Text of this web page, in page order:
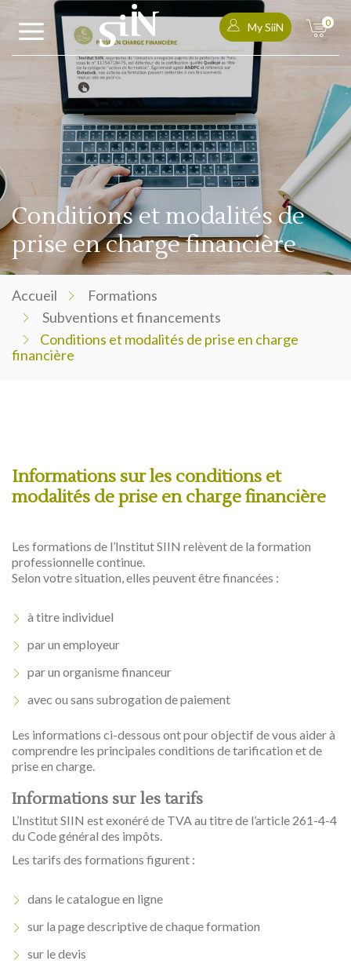
My SiiN 0
Conditions et modalités de
prise en charge financière
Accueil
Formations
Subventions et financements
Conditions et modalités de prise en charge
financière
Informations sur les conditions et
modalités de prise en charge financière
Les formations de l’Institut SIIN relèvent de la formation
professionnelle continue.
Selon votre situation, elles peuvent être financées :
à titre individuel
par un employeur
par un organisme financeur
avec ou sans subrogation de paiement
Les informations ci-dessous ont pour objectif de vous aider à
comprendre les principales conditions de tarification et de
prise en charge.
Informations sur les tarifs
L’Institut SIIN est exonéré de TVA au titre de l’article 261-4-4
du Code général des impôts.
Les tarifs des formations figurent :
dans le catalogue en ligne
sur la page descriptive de chaque formation
sur le devis